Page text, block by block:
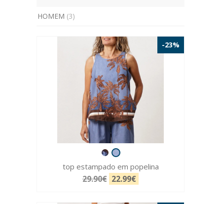
HOMEM (3)
-23%
top estampado em popelina
29.90€ 22.99€